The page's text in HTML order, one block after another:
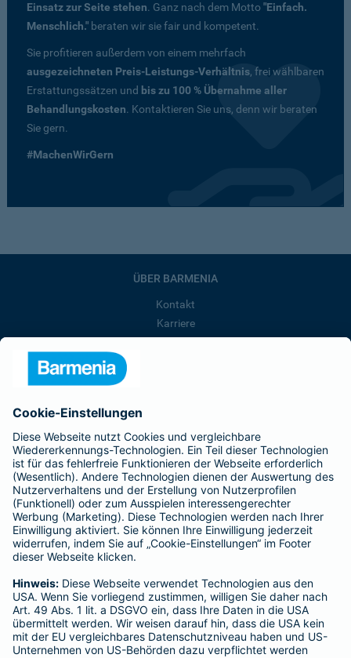
Einsatz zur Seite stehen. Ganz nach dem Motto"Einfach.
Menschlich." beraten wir sie fair und kompetent.
Sie profitieren außerdem von einem mehrfach
ausgezeichneten Preis-Leistungs-Verhältnis, frei wählbaren
Erstattungssätzen und bis zu 100 % Übernahme aller
Behandlungskosten. Kontaktieren Sie uns, denn wir beraten
Sie gern.
#MachenWirGern
ÜBER BARMENIA
Kontakt
Karriere
Barmenia ist Teil der BarmeniaGothaer
BELIEBTE SEITEN
Kranken-Zusatzversicherung
Tierversicherungen
Haftpflichtversicherung
Hausratversicherung
Adresse ändern
Schaden melden
Kilometerstandsmeldung
Serviceübersicht